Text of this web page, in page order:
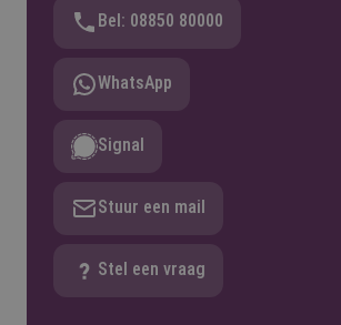
Bel: 08850 80000
WhatsApp
Signal
Stuur een mail
Stel een vraag